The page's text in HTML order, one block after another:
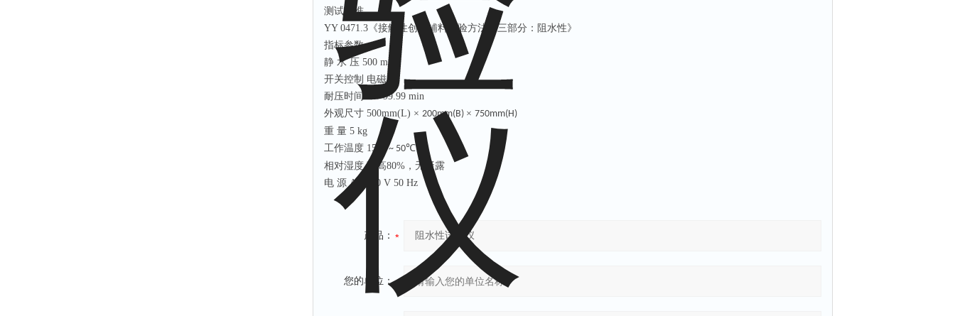
测试标准
YY 0471.3 《接触性创面辅料试验方法第三部分：阻水性》
指标参数
静 水 压 500 mm
开关控制 电磁阀
耐压时间
0 ~ 99.99 min
外观尺寸 500mm(L) × 200mm(B) × 750mm(H)
重 量 5 kg
工作温度 15 ℃~ 50℃
相对湿度醉 高80% ，无凝露
电 源AC 220 V 50 Hz
产品：
您的单位：